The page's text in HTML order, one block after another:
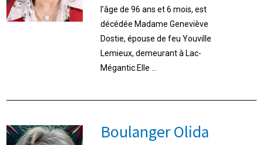
l’âge de 96 ans et 6 mois, est
décédée Madame Geneviève
Dostie, épouse de feu Youville
Lemieux, demeurant à Lac-
Mégantic.Elle ...
Boulanger Olida